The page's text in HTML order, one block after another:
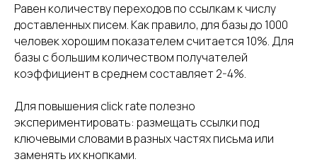
Равен количеству переходов по ссылкам к числу
доставленных писем. Как правило, для базы до 1000
человек хорошим показателем считается 10%. Для
базы с большим количеством получателей
коэффициент в среднем составляет 2-4%.
Для повышения click rate полезно
экспериментировать: размещать ссылки под
ключевыми словами в разных частях письма или
заменять их кнопками.